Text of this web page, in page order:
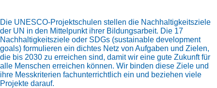
Die UNESCO-Projektschulen stellen die Nachhaltigkeitsziele
der UN in den Mittelpunkt ihrer Bildungsarbeit. Die 17
Nachhaltigkeitsziele oder SDGs (sustainable development
goals) formulieren ein dichtes Netz von Aufgaben und Zielen,
die bis 2030 zu erreichen sind, damit wir eine gute Zukunft für
alle Menschen erreichen können. Wir binden diese Ziele und
ihre Messkriterien fachunterrichtlich ein und beziehen viele
Projekte darauf.